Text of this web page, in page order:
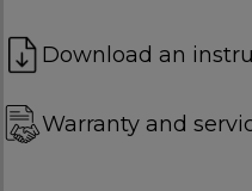
Download an
Warranty and